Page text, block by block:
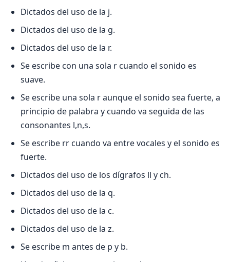
Dictados del uso de la j.
Dictados del uso de la g.
Dictados del uso de la r.
Se escribe con una sola r cuando el sonido es
suave.
Se escribe una sola r aunque el sonido sea fuerte, a
principio de palabra y cuando va seguida de las
consonantes l,n,s.
Se escribe rr cuando va entre vocales y el sonido es
fuerte.
Dictados del uso de los dígrafos ll y ch.
Dictados del uso de la q.
Dictados del uso de la c.
Dictados del uso de la z.
Se escribe m antes de p y b.